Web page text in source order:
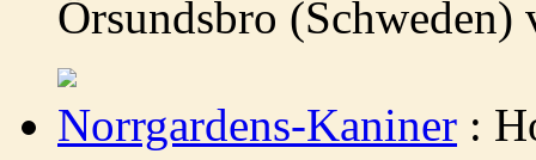
Örsundsbro
Norrgardens-Kaniner :